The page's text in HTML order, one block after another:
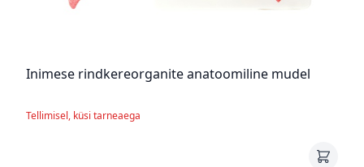
Inimese rindkereorganite anatoomiline mudel
Tellimisel, küsi tarneaega